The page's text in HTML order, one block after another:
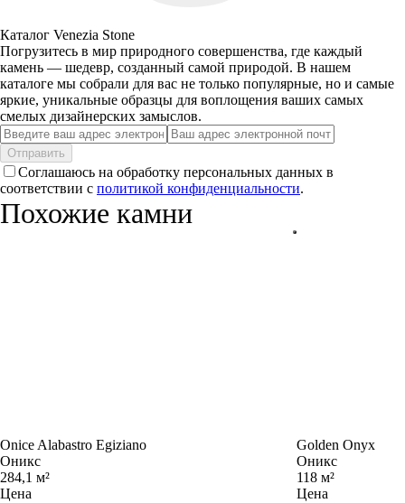
Каталог Venezia Stone
Погрузитесь в мир природного совершенства, где каждый
камень — шедевр, созданный самой природой. В нашем
каталоге мы собрали для вас не только популярные, но и самые
яркие, уникальные образцы для воплощения ваших самых
смелых дизайнерских замыслов.
Отправить
Соглашаюсь на обработку персональных данных в
соответствии с политикой конфиденциальности.
Похожие камни
Onice Alabastro Egiziano
Оникс
284,1 м²
Цена
Golden Onyx
Оникс
118 м²
Цена